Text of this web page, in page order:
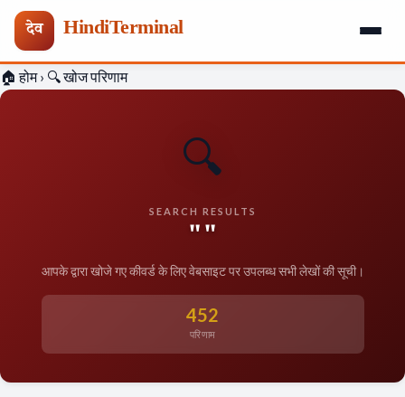
देव HindiTerminal
Skip
to
🏠 होम › 🔍 खोज परिणाम
🔍
SEARCH RESULTS
""
आपके द्वारा खोजे गए कीवर्ड के लिए वेबसाइट पर उपलब्ध सभी लेखों की सूची।
452
परिणाम